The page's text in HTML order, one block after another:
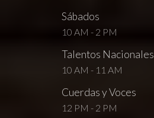
Sábados
10 AM - 2 PM
Talentos Nacionales
10 AM - 11 AM
Cuerdas y Voces
12 PM - 2 PM